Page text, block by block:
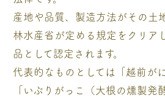
産地や品質、製造方法がその土
林水産省が定める規定をクリア
品として認定されます。
代表的なものとしては「越前が
「いぶりがっこ（大根の燻製発